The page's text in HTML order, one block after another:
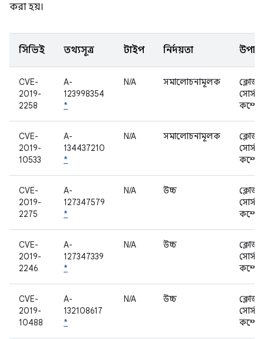
করা হয়।
সিভিই তথ্যসূত্র টাইপ নির্দয়তা
CVE-
2019-
2258
A-
123998354
*
N/A সমালোচনামূলক
ক্লোজড
সোর্স
CVE-
2019-
10533
A-
134437210
*
N/A সমালোচনামূলক
ক্লোজড
সোর্স
CVE-
2019-
2275
A-
127347579
*
N/A উচ্চ
ক্লোজড
সোর্স
CVE-
2019-
2246
A-
127347339
*
N/A উচ্চ
ক্লোজড
সোর্স
CVE-
2019-
10488
A-
132108617
*
N/A উচ্চ
ক্লোজড
সোর্স